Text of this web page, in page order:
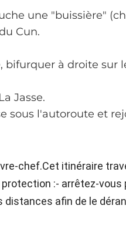
une "buissière"
Cun.
à droite sur
Jasse.
sous l'autoroute et
chef.Cet itinéraire
:- arrêtez-vous
afin de le